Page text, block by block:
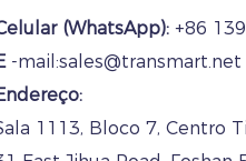
(WhatsApp): +86
-mail:sales@transmart.net
1113, Bloco 7, Centro